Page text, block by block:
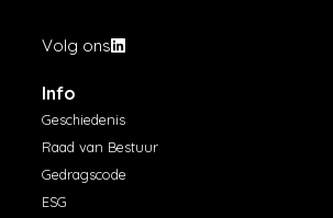
Volg ons
Info
Geschiedenis
Raad van Bestuur
Gedragscode
ESG